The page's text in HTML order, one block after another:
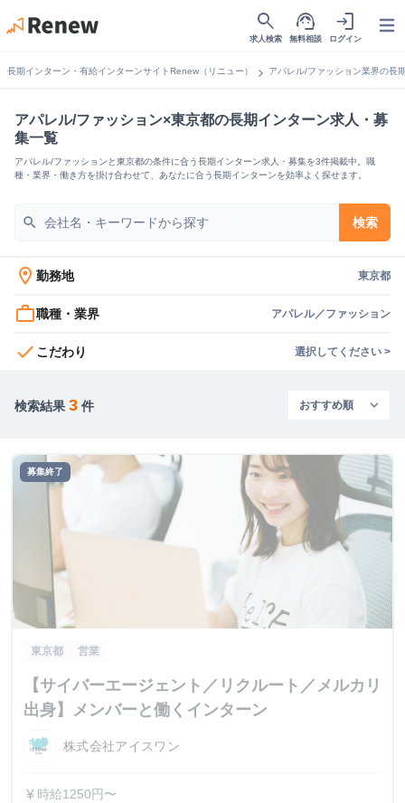
search
求人検索
support_agent
無料相談
login
ログイン
長期インターン・有給インターンサイトRenew（リニュー） chevron_right アパレル/ファッション業界の長
アパレル/ファッション×東京都の長期インターン求人・募
集一覧
アパレル/ファッションと東京都の条件に合う長期インターン求人・募集を3件掲載中。職
種・業界・働き方を掛け合わせて、あなたに合う長期インターンを効率よく探せます。
search 検索
location_on 勤務地 東京都
work_outline職種・業界 アパレル／ファッション
check こだわり 選択してください >
検索結果 3 件
募集終了
東京都 営業
【サイバーエージェント／リクルート／メルカリ
出身】メンバーと働くインターン
株式会社アイスワン
currency_yen 時給1250円〜